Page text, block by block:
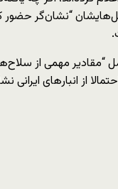
“نشان‌گر حضور
“مقادیر مهمی از
از انبارهای ایرانی